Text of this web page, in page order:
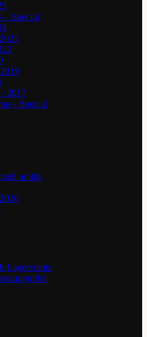
– Special
2017
– Special
politik
Lagercrantz